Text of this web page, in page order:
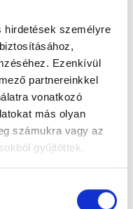
hirdetések személyre
Ezenkívül
partnereinkkel
vonatkozó
más olyan
számukra vagy az
gyűjtöttek.
ahol javítani tudja a
elküldését
megrendelés és az
hozza létre a felek
Amennyiben e
jellegétől függő
kötelezettség alól